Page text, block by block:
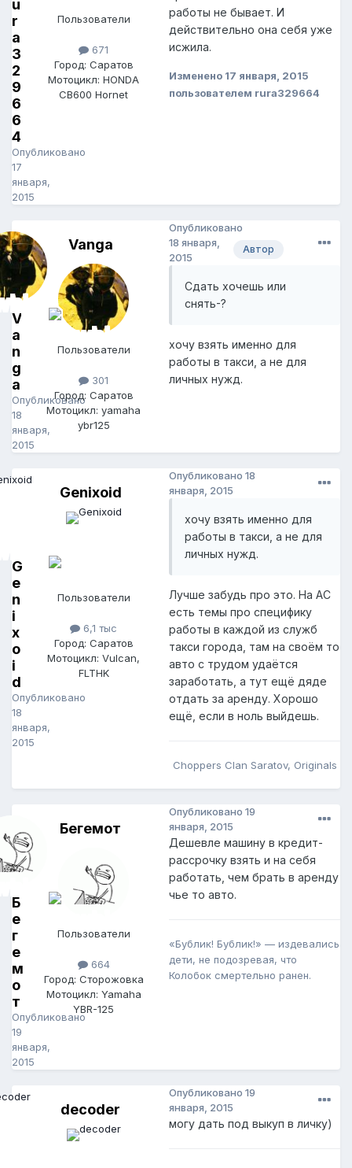
u
r
a
3
2
9
6
6
4
Опубликовано
17
января,
2015
Пользователи
671
Город: Саратов
Мотоцикл: HONDA
CB600 Hornet
работы не бывает. И
действительно она себя уже
исжила.
Изменено 17 января, 2015
пользователем rura329664
V
a
n
g
a
Опубликовано
18
января,
2015
Vanga
Пользователи
301
Город: Саратов
Мотоцикл: yamaha
ybr125
Автор
Опубликовано
18 января,
2015
Сдать хочешь или
снять-?
хочу взять именно для
работы в такси, а не для
личных нужд.
G
e
n
i
x
o
i
d
Опубликовано
18
января,
2015
Genixoid
Пользователи
6,1 тыс
Город: Саратов
Мотоцикл: Vulcan,
FLTHK
Опубликовано 18
января, 2015
хочу взять именно для
работы в такси, а не для
личных нужд.
Лучше забудь про это. На АС
есть темы про специфику
работы в каждой из служб
такси города, там на своём то
авто с трудом удаётся
заработать, а тут ещё дяде
отдать за аренду. Хорошо
ещё, если в ноль выйдешь.
Choppers Clan Saratov, Originals
Б
е
г
е
м
о
т
Опубликовано
19
января,
2015
Бегемот
Пользователи
664
Город: Сторожовка
Мотоцикл: Yamaha
YBR-125
Опубликовано 19
января, 2015
Дешевле машину в кредит-
рассрочку взять и на себя
работать, чем брать в аренду
чье то авто.
«Бублик! Бублик!» — издевались
дети, не подозревая, что
Колобок смертельно ранен.
decoder
Опубликовано 19
января, 2015
могу дать под выкуп в личку)